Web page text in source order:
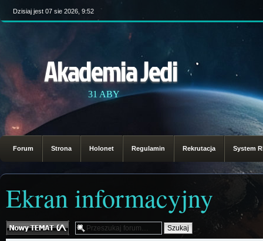
Dzisiaj jest 07 sie 2026, 9:52
Akademia Jedi
31 ABY
Forum Strona Holonet Regulamin Rekrutacja System
Ekran informacyjny
Nowy temat